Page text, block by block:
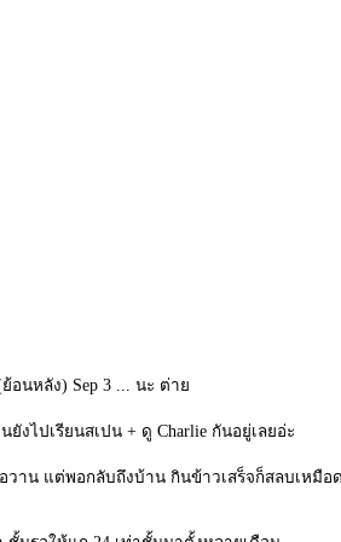
อนหลัง) Sep 3 ... นะ ต่า
ยังไปเรียนสเปน + ดู Charlie กันอยู่เลยอ่ะ
วาน แต่พอกลับถึงบ้าน กินข้าวเสร็จก็สลบเหมือ